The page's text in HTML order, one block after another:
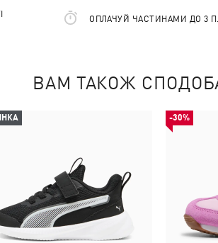
ОПЛАЧУЙ ЧАСТИНАМИ ДО 3
ВАМ ТАКОЖ
-30%